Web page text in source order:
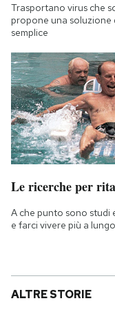
Trasportano virus che
propone una soluzione
semplice
Le ricerche per
A che punto sono studi
e farci vivere più a
ALTRE STORIE